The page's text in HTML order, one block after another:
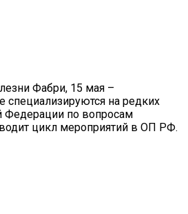
Фабри, 15 мая –
на редких
Федерации по вопросам
цикл мероприятий в ОП РФ.